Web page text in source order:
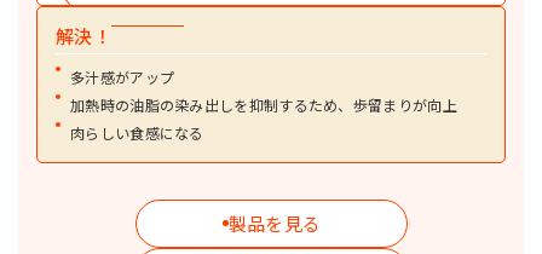
ミヨシ味わいラード
独自開発した香味油を配合することにより、純製ラードに引けをとらない
濃厚感、コク、うま味を付与します（ラード25％配合）。食品全般にお使
いいただけます。
botanova 植物のおいしさ ラード風味
動物性原料を使っていない、ラード風味の食用油脂です。点心、炒め物、揚
げ物、スープなど食品全般に自然な甘みとコク、調理感を付与します。
解決！
多汁感がアップ
加熱時の油脂の染み出しを抑制するため、歩留まりが向上
肉らしい食感になる
製品を見る